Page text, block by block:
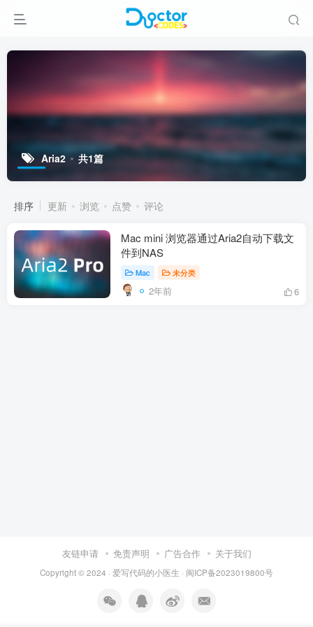
Aria2 共1篇
排序 更新 浏览 点赞 评论
Mac mini 浏览器通过Aria2自动下载文
件到NAS
Mac 未分类
2年前 6
友链申请 免责声明 广告合作 关于我们
Copyright © 2024 · 爱写代码的小医生 · 闽ICP备2023019800号